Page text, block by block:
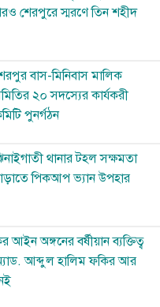
শেরপুরে স্মরণে তিন শহীদ
বাস-মিনিবাস মালিক
২০ সদস্যের কার্যকরী
পুনর্গঠন
থানার টহল সক্ষমতা
পিকআপ ভ্যান উপহার
আইন অঙ্গনের বর্ষীয়ান ব্যক্তিত্ব
আব্দুল হালিম ফকির আর